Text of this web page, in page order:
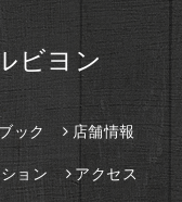
ビヨン
ック 店舗情報
ョン アクセス